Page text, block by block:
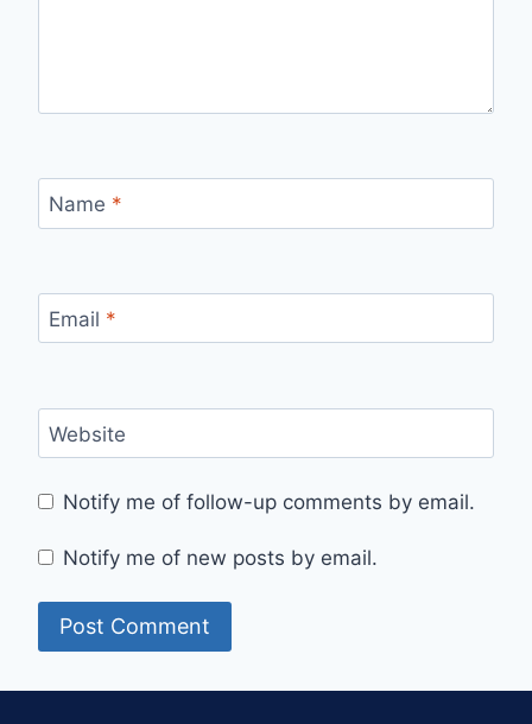
Name *
Email *
Website
Notify me of follow-up comments by email.
Notify me of new posts by email.